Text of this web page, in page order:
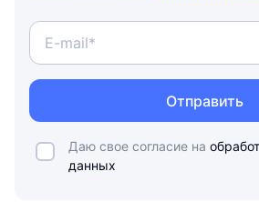
Отправить
Даю свое согласие на
данных